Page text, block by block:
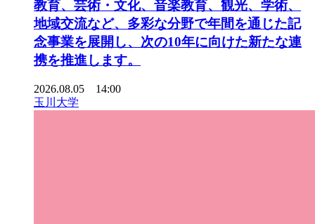
教育、芸術・文化、音楽教育、観光、学術、
地域交流など、多彩な分野で年間を通じた記
念事業を展開し、次の10年に向けた新たな連
携を推進します。
2026.08.05 14:00
玉川大学